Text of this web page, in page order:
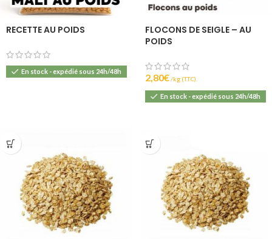
RECETTE AU POIDS
En stock - expédié sous 24h/48h
FLOCONS DE SEIGLE – AU
POIDS
2,80€ (T.T.C).
En stock - expédié sous 24h/48h